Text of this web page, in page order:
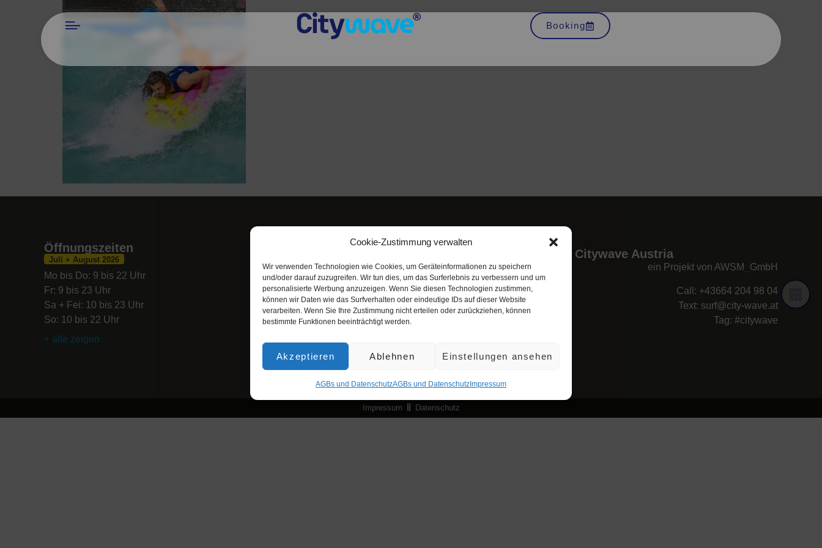
Cookie-Zustimmung verwalten
Wir verwenden Technologien wie Cookies, um Geräteinformationen zu speichern
und/oder darauf zuzugreifen. Wir tun dies, um das Surferlebnis zu verbessern und um
personalisierte Werbung anzuzeigen. Wenn Sie diesen Technologien zustimmen,
können wir Daten wie das Surfverhalten oder eindeutige IDs auf dieser Website
verarbeiten. Wenn Sie Ihre Zustimmung nicht erteilen oder zurückziehen, können
bestimmte Funktionen beeinträchtigt werden.
Akzeptieren Ablehnen Einstellungen ansehen
AGBs und DatenschutzAGBs und DatenschutzImpres­sum
Booking
Öffnungszeiten
Mo bis Do: 9 bis 22 Uhr
Fr: 9 bis 23 Uhr
Sa + Fei: 10 bis 23 Uhr
So: 10 bis 22 Uhr
Juli + August 2026
+ alle zeigen
Melde dich bei unserem Newsletter an und erfahre immer alle
Neuigkeiten rund um die Citywave!
Zum Newsletter anmelden
Citywave Austria
ein Projekt von AWSM GmbH
Call: +43664 204 98 04
Text: surf@city-wave.at
Tag: #citywave
Impressum Datenschutz